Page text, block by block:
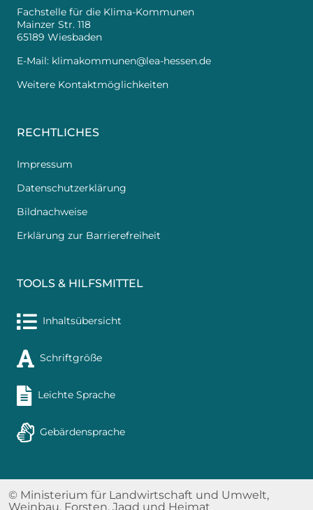
Fachstelle für die Klima-Kommunen
Mainzer Str. 118
65189 Wiesbaden
E-Mail: klimakommunen@lea-hessen.de
Weitere Kontaktmöglichkeiten
RECHTLICHES
Impressum
Datenschutzerklärung
Bildnachweise
Erklärung zur Barrierefreiheit
TOOLS & HILFSMITTEL
Inhaltsübersicht
Schriftgröße
Leichte Sprache
Gebärdensprache
© Ministerium für Landwirtschaft und Umwelt,
Weinbau, Forsten, Jagd und Heimat